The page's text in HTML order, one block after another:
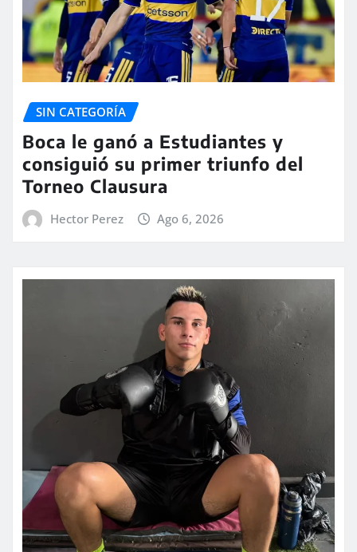
SIN CATEGORÍA
Boca le ganó a Estudiantes y
consiguió su primer triunfo del
Torneo Clausura
Hector Perez Ago 6, 2026